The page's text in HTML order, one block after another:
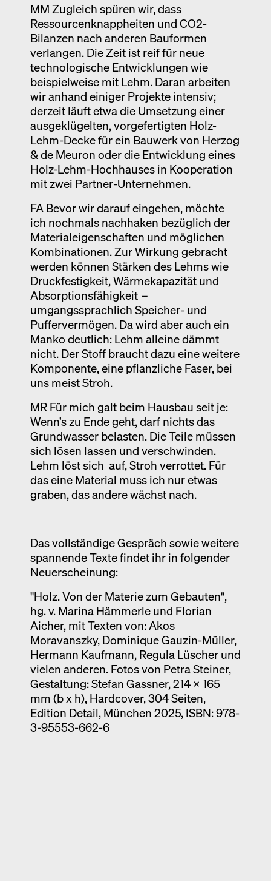
MM Zugleich spüren wir, dass
Ressourcenknappheiten und CO2-
Bilanzen nach anderen Bauformen
verlangen. Die Zeit ist reif für neue
technologische Entwicklungen wie
beispielweise mit Lehm. Daran arbeiten
wir anhand einiger Projekte intensiv;
derzeit läuft etwa die Umsetzung einer
ausgeklügelten, vorgefertigten Holz-
Lehm-Decke für ein Bauwerk von Herzog
& de Meuron oder die Entwicklung eines
Holz-Lehm-Hochhauses in Kooperation
mit zwei Partner-Unternehmen.
FA Bevor wir darauf eingehen, möchte
ich nochmals nachhaken bezüglich der
Materialeigenschaften und möglichen
Kombinationen. Zur Wirkung gebracht
werden können Stärken des Lehms wie
Druckfestigkeit, Wärmekapazität und
Absorptionsfähigkeit –
umgangssprachlich Speicher- und
Puffer­vermögen. Da wird aber auch ein
Manko deutlich: Lehm alleine dämmt
nicht. Der Stoff braucht dazu eine weitere
Komponente, eine pflanzliche Faser, bei
uns meist Stroh.
MR Für mich galt beim Hausbau seit je:
Wenn’s zu Ende geht, darf nichts das
Grundwasser belasten. Die Teile müssen
sich lösen lassen und verschwinden.
Lehm löst sich auf, Stroh verrottet. Für
das eine Material muss ich nur etwas
graben, das andere wächst nach.
Das vollständige Gespräch sowie weitere
spannende Texte findet ihr in folgender
Neuerscheinung:
"Holz. Von der Materie zum Gebauten",
hg. v. Marina Hämmerle und Florian
Aicher, mit Texten von: Akos
Moravanszky, Dominique Gauzin-Müller,
Hermann Kaufmann, Regula Lüscher und
vielen anderen. Fotos von Petra Steiner,
Gestaltung: Stefan Gassner,214 x 165
mm (b x h), Hardcover,304 Seiten,
Edition Detail, München 2025, ISBN: 978-
3-95553-662-6